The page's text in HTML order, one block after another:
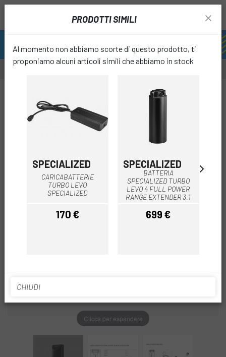
Clicca per espandere
PRODOTTI SIMILI
Al momento non abbiamo scorte di questo prodotto, ti
proponiamo alcuni articoli simili che abbiamo in stock
SPECIALIZED
CARICABATTERIE
TURBO LEVO
SPECIALIZED
Prezzo
170 €
SPECIALIZED
BATTERIA
SPECIALIZED TURBO
LEVO 4 FULL POWER
RANGE EXTENDER 3.1
Prezzo
699 €
CHIUDI